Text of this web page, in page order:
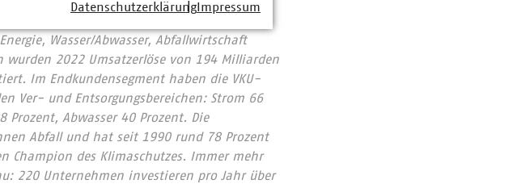
1.580 Stadtwerke und
Wasser/Abwasser, Abfallwirtschaft
2022 Umsatzerlöse von 194 Milliarden
Im Endkundensegment haben die VKU-
Ver- und Entsorgungsbereichen: Strom 66
Prozent, Abwasser 40 Prozent. Die
Abfall und hat seit 1990 rund 78 Prozent
Champion des Klimaschutzes. Immer mehr
220 Unternehmen investieren pro Jahr über
Datenschutzerklärung Impressum